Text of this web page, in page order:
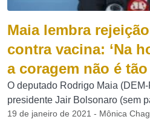
Maia lembra
contra vacina: ‘Na
a coragem não é tão
O deputado Rodrigo Maia
presidente Jair Bolsonaro (sem
19 de janeiro de 2021 - Mônica